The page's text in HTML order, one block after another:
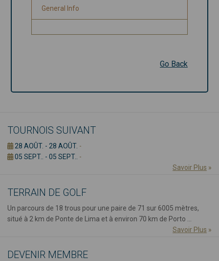
General Info
Go Back
TOURNOIS SUIVANT
28 AOÛT. - 28 AOÛT. -
05 SEPT.. - 05 SEPT.. -
Savoir Plus »
TERRAIN DE GOLF
Un parcours de 18 trous pour une paire de 71 sur 6005 mètres,
situé à 2 km de Ponte de Lima et à environ 70 km de Porto ...
Savoir Plus »
DEVENIR MEMBRE